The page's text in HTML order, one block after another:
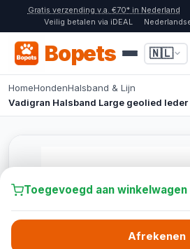
Gratis verzending v.a. €70* in Nederland
Veilig betalen via iDEAL
Bopets 🇳🇱
HomeHondenHalsband & Lijn
Vadigran Halsband Large geolied leder
Toegevoegd aan winkelwagen
Afrekenen